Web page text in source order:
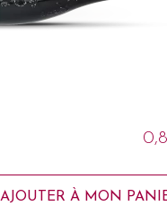
AJOUTER À MON